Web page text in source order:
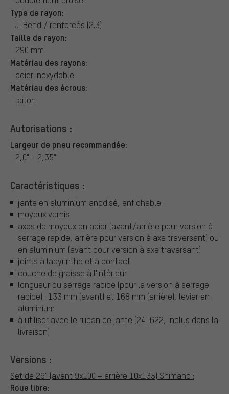
Type de rayon:
J-Bend / renforcés (2.3)
Taille de rayon:
290 mm
Matériau des rayons:
acier inoxydable
Matériau des écrous:
laiton
Autorisations :
Largeur de pneu recommandée:
2,0" - 2,35"
Caractéristiques :
jante en aluminium anodisé, enfichable
moyeux vernis
axes de moyeux en acier (avant/arrière pour version à
serrage rapide, arrière pour version à axe traversant) ou
en aluminium (avant pour version à axe traversant)
joints à labyrinthe et à contact
couche de graisse à l'intérieur
longueur du serrage rapide (pour la version à serrage
rapide) : 133 mm (avant) et 168 mm (arrière), levier en
aluminium
à utiliser avec le ruban de jante (24-622, inclus dans la
livraison)
Versions :
Set de 29" (avant 9x100 + arrière 10x135) Shimano :
Roue libre: